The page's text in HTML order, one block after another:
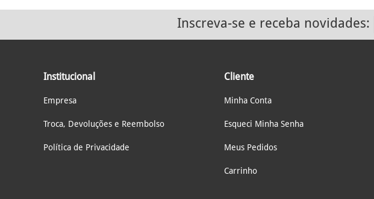
Inscreva-se e receba novidades:
Institucional
Empresa
Troca, Devoluções e Reembolso
Política de Privacidade
Cliente
Minha Conta
Esqueci Minha Senha
Meus Pedidos
Carrinho